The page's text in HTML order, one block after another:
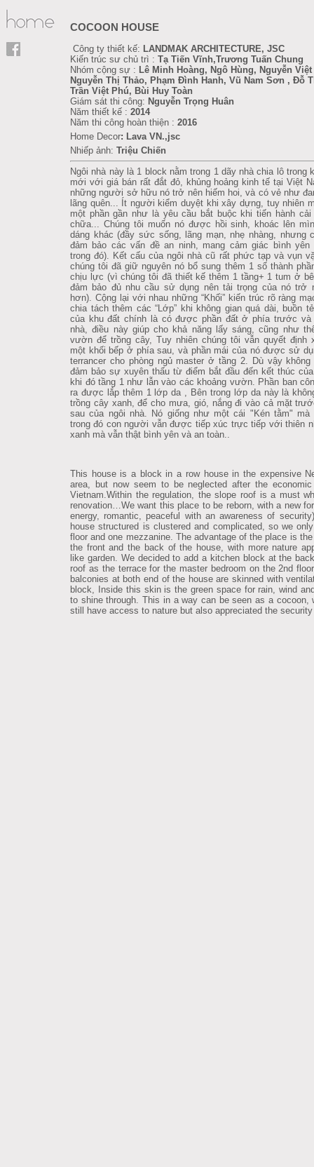
COCOON HOUSE
Công ty thiết kế: LANDMAK ARCHITECTURE, JSC
Kiến trúc sư chủ trì : Tạ Tiến Vĩnh,Trương Tuấn Chung
Nhóm cộng sự : Lê Minh Hoàng, Ngô Hùng, Nguyễn
Nguyễn Thị Thảo, Phạm Đình Hanh, Vũ Nam Sơn , Đỗ
Trần Việt Phú, Bùi Huy Toàn
Giám sát thi công: Nguyễn Trọng Huân
Năm thiết kế : 2014
Năm thi công hoàn thiện : 2016
Home Decor: Lava VN.,jsc
Nhiếp ảnh: Triệu Chiến
Ngôi nhà này là 1 block nằm trong 1 dãy nhà chia lô trong
mới với giá bán rất đắt đỏ, khủng hoảng kinh tế tại Việt
những người sở hữu nó trở nên hiếm hoi, và có vẻ như
lãng quên... Ít người kiểm duyệt khi xây dựng, tuy nhiên
một phần gần như là yêu cầu bắt buộc khi tiến hành
chữa... Chúng tôi muốn nó được hồi sinh, khoác lên
dáng khác (đầy sức sống, lãng mạn, nhẹ nhàng, nhưng
đảm bảo các vấn đề an ninh, mang cảm giác bình yên
trong đó). Kết cấu của ngôi nhà cũ rất phức tạp và vụn
chúng tôi đã giữ nguyên nó bổ sung thêm 1 số thành
chịu lực (vì chúng tôi đã thiết kế thêm 1 tầng+ 1 tum ở
đảm bảo đủ nhu cầu sử dụng nên tải trọng của nó trở
hơn). Cộng lại với nhau những “Khối” kiến trúc rõ ràng
chia tách thêm các “Lớp” khi không gian quá dài, buồn
của khu đất chính là có được phần đất ở phía trước và
nhà, điều này giúp cho khả năng lấy sáng, cũng như
vườn để trồng cây, Tuy nhiên chúng tôi vẫn quyết định
một khối bếp ở phía sau, và phần mái của nó được sử
terrancer cho phòng ngủ master ở tầng 2. Dù vậy không
đảm bảo sự xuyên thấu từ điểm bắt đầu đến kết thúc
khi đó tầng 1 như lẫn vào các khoảng vườn. Phần ban
ra được lắp thêm 1 lớp da , Bên trong lớp da này là
trồng cây xanh, để cho mưa, gió, nắng đi vào cả mặt
sau của ngôi nhà. Nó giống như một cái "Kén tằm" mà
trong đó con người vẫn được tiếp xúc trực tiếp với thiên
xanh mà vẫn thật bình yên và an toàn..
This house is a block in a row house in the expensive
area, but now seem to be neglected after the
Vietnam.Within the regulation, the slope roof is a must
renovation…We want this place to be reborn, with a new
energy, romantic, peaceful with an awareness of
house structured is clustered and complicated, so we
floor and one mezzanine. The advantage of the place is
the front and the back of the house, with more nature
like garden. We decided to add a kitchen block at the
roof as the terrace for the master bedroom on the 2nd
balconies at both end of the house are skinned with
block, Inside this skin is the green space for rain, wind
to shine through. This in a way can be seen as a cocoon,
still have access to nature but also appreciated the